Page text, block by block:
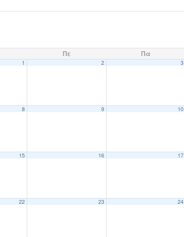
Πε Πα
1 2 3
8 9 10
15 16 17
22 23 24